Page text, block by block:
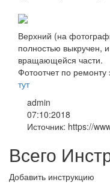
Верхний (на
полностью выкручен,
вращающейся части.
Фотоотчет по
тут
admin
07:10:2018
Источник: https://
Всего
Добавить инструкцию